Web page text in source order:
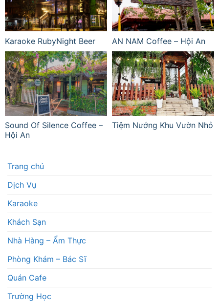
Karaoke RubyNight Beer AN NAM Coffee – Hội An
Sound Of Silence Coffee –
Hội An
Tiệm Nướng Khu Vườn Nhỏ
Trang chủ
Dịch Vụ
Karaoke
Khách Sạn
Nhà Hàng – Ẩm Thực
Phòng Khám – Bác Sĩ
Quán Cafe
Trường Học